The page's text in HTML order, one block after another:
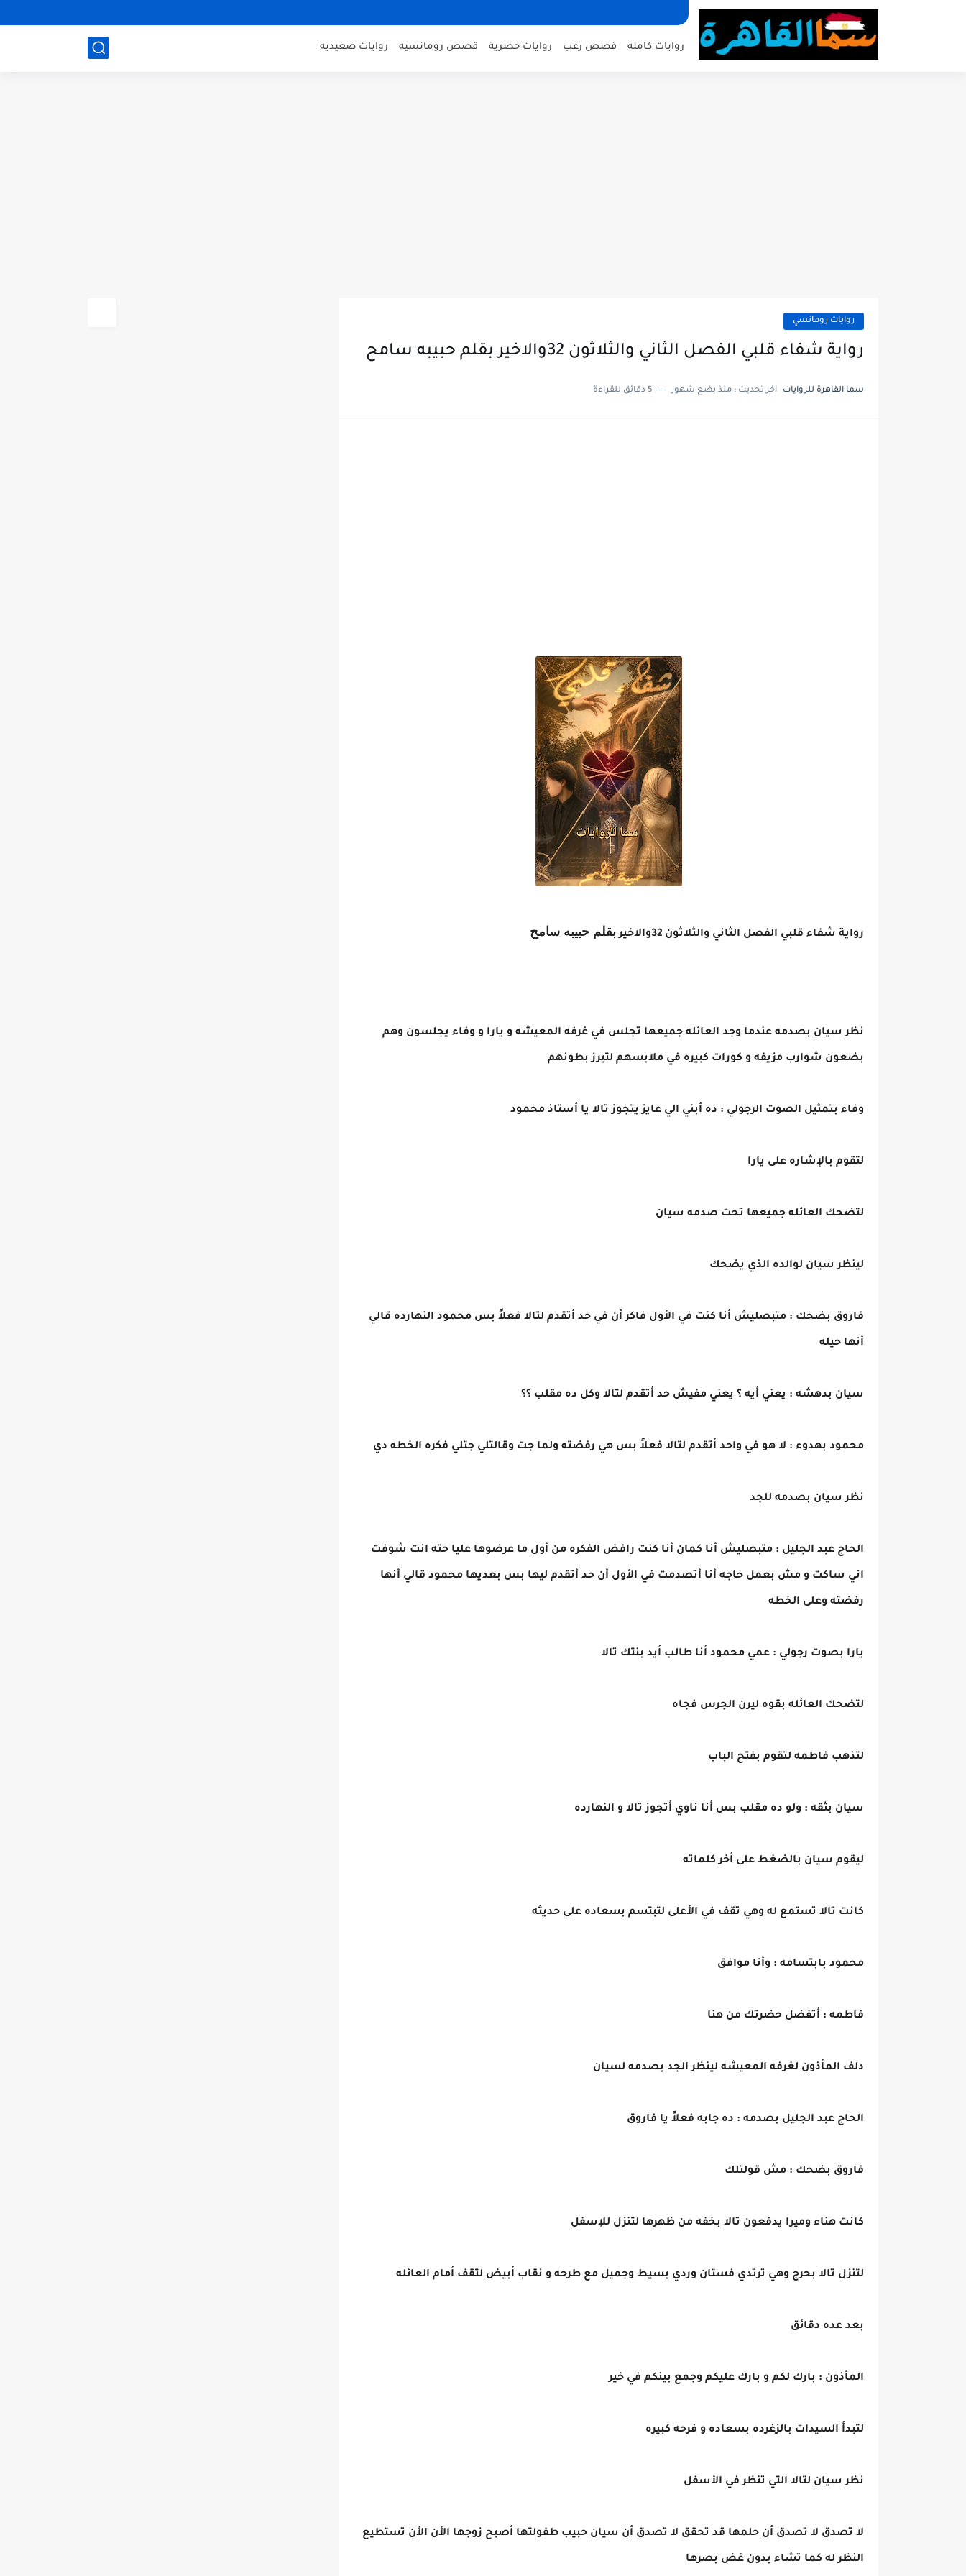
روايات كامله قصص رعب روايات حصرية قصص رومانسيه روايات صعيديه
روايات رومانسي
رواية شفاء قلبي الفصل الثاني والثلاثون 32والاخير بقلم حبيبه سامح
سما القاهرة للروايات اخر تحديث : منذ بضع شهور 5 دقائق للقراءة
رواية شفاء قلبي الفصل الثاني والثلاثون 32والاخير بقلم حبيبه سامح
نظر سيان بصدمه عندما وجد العائله جميعها تجلس في غرفه المعيشه و يارا و وفاء يجلسون وهم
يضعون شوارب مزيفه و كورات كبيره في ملابسهم لتبرز بطونهم
وفاء بتمثيل الصوت الرجولي : ده أبني الي عايز يتجوز تالا يا أستاذ محمود
لتقوم بالإشاره على يارا
لتضحك العائله جميعها تحت صدمه سيان
لينظر سيان لوالده الذي يضحك
فاروق بضحك : متبصليش أنا كنت في الأول فاكر أن في حد أتقدم لتالا فعلاً بس محمود النهارده قالي
أنها حيله
سيان بدهشه : يعني أيه ؟ يعني مفيش حد أتقدم لتالا وكل ده مقلب ؟؟
محمود بهدوء : لا هو في واحد أتقدم لتالا فعلاً بس هي رفضته ولما جت وقالتلي جتلي فكره الخطه دي
نظر سيان بصدمه للجد
الحاج عبد الجليل : متبصليش أنا كمان أنا كنت رافض الفكره من أول ما عرضوها عليا حته انت شوفت
اني ساكت و مش بعمل حاجه أنا أتصدمت في الأول أن حد أتقدم ليها بس بعديها محمود قالي أنها
رفضته وعلى الخطه
يارا بصوت رجولي : عمي محمود أنا طالب أيد بنتك تالا
لتضحك العائله بقوه ليرن الجرس فجاه
لتذهب فاطمه لتقوم بفتح الباب
سيان بثقه : ولو ده مقلب بس أنا ناوي أتجوز تالا و النهارده
ليقوم سيان بالضغط على أخر كلماته
كانت تالا تستمع له وهي تقف في الأعلى لتبتسم بسعاده على حديثه
محمود بابتسامه : وأنا موافق
فاطمه : أتفضل حضرتك من هنا
دلف المأذون لغرفه المعيشه لينظر الجد بصدمه لسيان
الحاج عبد الجليل بصدمه : ده جابه فعلاً يا فاروق
فاروق بضحك : مش قولتلك
كانت هناء وميرا يدفعون تالا بخفه من ظهرها لتنزل للإسفل
لتنزل تالا بحرج وهي ترتدي فستان وردي بسيط وجميل مع طرحه و نقاب أبيض لتقف أمام العائله
بعد عده دقائق
المأذون : بارك لكم و بارك عليكم وجمع بينكم في خير
لتبدأ السيدات بالزغرده بسعاده و فرحه كبيره
نظر سيان لتالا التي تنظر في الأسفل
لا تصدق لا تصدق أن حلمها قد تحقق لا تصدق أن سيان حبيب طفولتها أصبح زوجها الأن الأن تستطيع
النظر له كما تشاء بدون غض بصرها